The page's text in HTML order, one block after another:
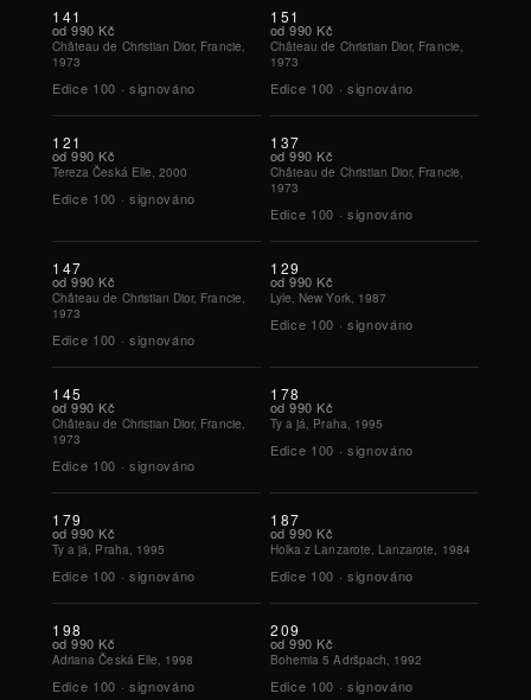
141
od 990 Kč
Château de Christian Dior, Francie,
1973
Edice 100 · signováno
151
od 990 Kč
Château de Christian Dior, Francie,
1973
Edice 100 · signováno
121
od 990 Kč
Tereza Česká Elle, 2000
Edice 100 · signováno
137
od 990 Kč
Château de Christian Dior, Francie,
1973
Edice 100 · signováno
147
od 990 Kč
Château de Christian Dior, Francie,
1973
Edice 100 · signováno
129
od 990 Kč
Lyle, New York, 1987
Edice 100 · signováno
145
od 990 Kč
Château de Christian Dior, Francie,
1973
Edice 100 · signováno
178
od 990 Kč
Ty a já, Praha, 1995
Edice 100 · signováno
179
od 990 Kč
Ty a já, Praha, 1995
Edice 100 · signováno
187
od 990 Kč
Holka z Lanzarote, Lanzarote, 1984
Edice 100 · signováno
198
od 990 Kč
Adriana Česká Elle, 1998
Edice 100 · signováno
209
od 990 Kč
Bohemia 5 Adršpach, 1992
Edice 100 · signováno